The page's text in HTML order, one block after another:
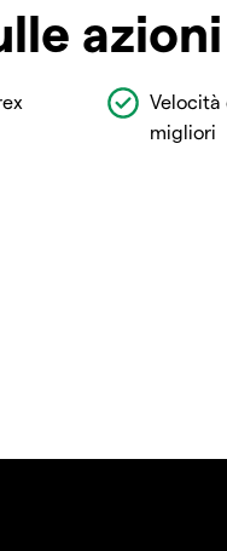
Velocità
migliori